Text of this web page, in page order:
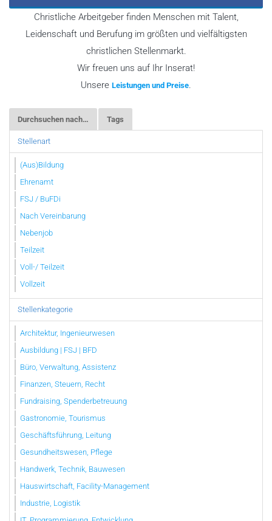
Christliche Arbeitgeber finden Menschen mit Talent,
Leidenschaft und Berufung im größten und vielfältigsten
christlichen Stellenmarkt.
Wir freuen uns auf Ihr Inserat!
Unsere Leistungen und Preise
Durchsuchen nach… Tags
Stellenart
(Aus)Bildung
Ehrenamt
FSJ / BuFDi
Nach Vereinbarung
Nebenjob
Teilzeit
Voll-/ Teilzeit
Vollzeit
Stellenkategorie
Architektur, Ingenieurwesen
Ausbildung | FSJ | BFD
Büro, Verwaltung, Assistenz
Finanzen, Steuern, Recht
Fundraising, Spenderbetreuung
Gastronomie, Tourismus
Geschäftsführung, Leitung
Gesundheitswesen, Pflege
Handwerk, Technik, Bauwesen
Hauswirtschaft, Facility-Management
Industrie, Logistik